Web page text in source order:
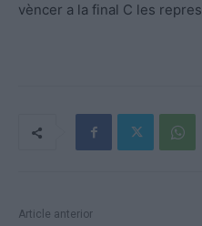
vèncer a la final C les
Article anterior